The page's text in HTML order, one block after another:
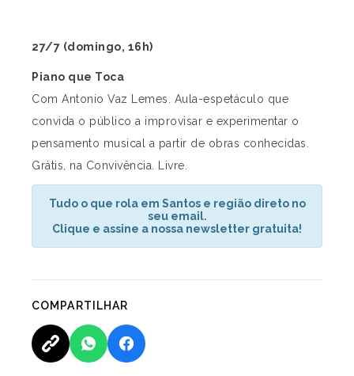
27/7 (domingo, 16h)
Piano que Toca
Com Antonio Vaz Lemes. Aula-espetáculo que
convida o público a improvisar e experimentar o
pensamento musical a partir de obras conhecidas.
Grátis, na Convivência. Livre.
Tudo o que rola em Santos e região direto no
seu email.
Clique e assine a nossa newsletter gratuita!
COMPARTILHAR